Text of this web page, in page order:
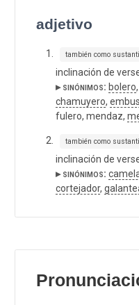
adjetivo
también como
inclinación de
▸ sinónimos: bolero,
chamuyero,
fulero, mendaz,
también como
inclinación de
▸ sinónimos:
cortejador,